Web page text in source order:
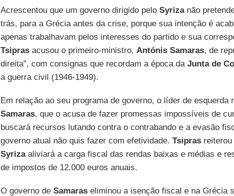
Acrescentou que um governo dirigido pelo Syrizanão
trás, para a Grécia antes da crise, porque sua intenção é
apenas trabalhavam pelos interesses do partido e sua
Tsiprasacusou o primeiro-ministro, Antónis Samaras, de
direita”, com consignas que recordam a época da Junta de
a guerra civil (1946-1949).
Em relação ao seu programa de governo, o líder de esquerda
Samaras, que o acusa de fazer promessas impossíveis de
buscará recursos lutando contra o contrabando e a evasão
governo atual não quis fazer com efetividade. Tsiprasreiterou
Syrizaaliviará a carga fiscal das rendas baixas e médias e
de impostos de 12.000 euros anuais.
O governo de Samaraseliminou a isenção fiscal e na Grécia